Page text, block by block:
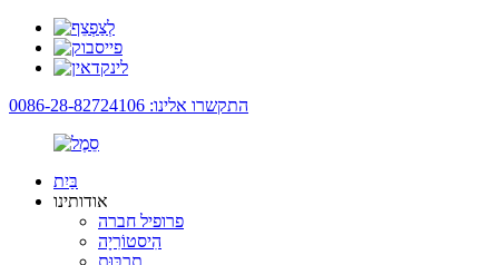
התקשרו אלינו: 0086-28-82724106
בַּיִת
אודותינו
פרופיל חברה
הִיסטוֹרִיָה
תַרְבּוּת